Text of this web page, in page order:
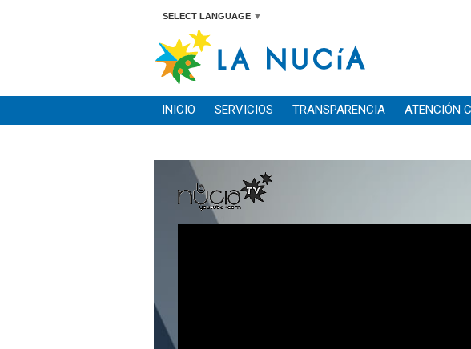
SELECT LANGUAGE ▼
INICIO SERVICIOS TRANSPARENCIA ATENCIÓN